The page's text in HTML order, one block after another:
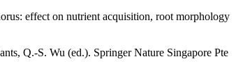
effect on nutrient acquisition, root morphology
Q.-S. Wu (ed.). Springer Nature Singapore Pte